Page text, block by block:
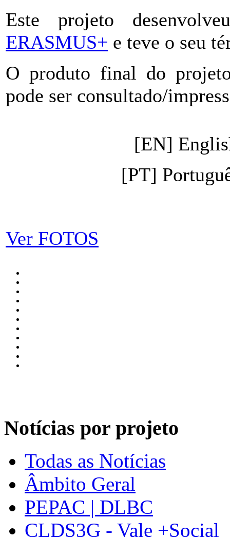
Este projeto
ERASMUS+ e teve o seu
O produto final do
pode ser consultado/
[EN]
[PT]
Ver FOTOS
Notícias por projeto
Todas as Notícias
Âmbito Geral
PEPAC | DLBC
CLDS3G - Vale +Social